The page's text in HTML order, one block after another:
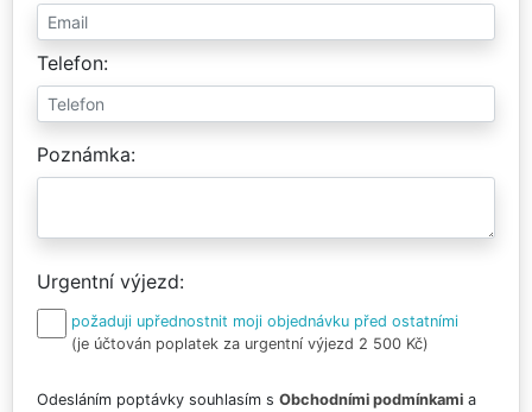
Telefon
Poznámka
Urgentní výjezd
požaduji upřednostnit moji objednávku před ostatními
(je účtován poplatek za urgentní výjezd 2 500 Kč)
Odesláním poptávky souhlasím s Obchodními podmínkami a